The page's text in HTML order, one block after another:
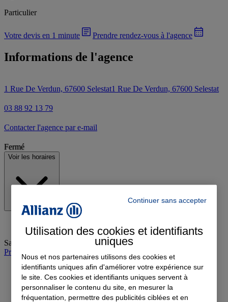
Particulier
Votre devis en 1 minute Prendre rendez-vous à l'agence
Informations de l'agence
1 Rue De Verdun, 67600 Selestat1 Rue De Verdun, 67600 Selestat
03 88 92 13 79
Contacter l'agence par e-mail
Fermé
Voir les horaires
Samedi
Prendre rendez-vous à l'agence
Continuer sans accepter
Utilisation des cookies et identifiants
uniques
Nous et nos partenaires utilisons des cookies et
identifiants uniques afin d'améliorer votre expérience sur
le site. Ces cookies et identifiants uniques servent à
personnaliser le contenu du site, en mesurer la
fréquentation, permettre des publicités ciblées et en